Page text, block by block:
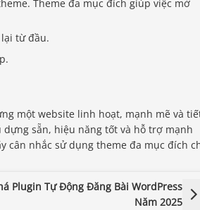
Theme đa mục đích giúp việc mở
từ đầu.
một website linh hoạt, mạnh mẽ và
sẵn, hiệu năng tốt và hỗ trợ mạnh
cân nhắc sử dụng theme đa mục đích
Plugin Tự Động Đăng Bài WordPress
Năm 2025